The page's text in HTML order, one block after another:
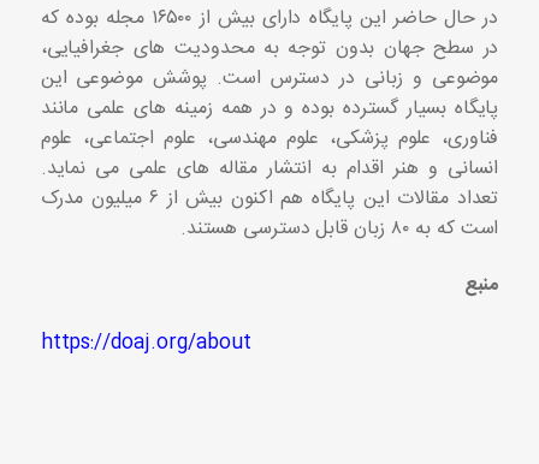
در حال حاضر این پایگاه دارای بیش از ۱۶۵۰۰ مجله بوده که
در سطح جهان بدون توجه به محدودیت های جغرافیایی،
موضوعی و زبانی در دسترس است. پوشش موضوعی این
پایگاه بسیار گسترده بوده و در همه زمینه های علمی مانند
فناوری، علوم پزشکی، علوم مهندسی، علوم اجتماعی، علوم
انسانی و هنر اقدام به انتشار مقاله های علمی می نماید.
تعداد مقالات این پایگاه هم اکنون بیش از ۶ میلیون مدرک
است که به ۸۰ زبان قابل دسترسی هستند.
منبع
https://doaj.org/about